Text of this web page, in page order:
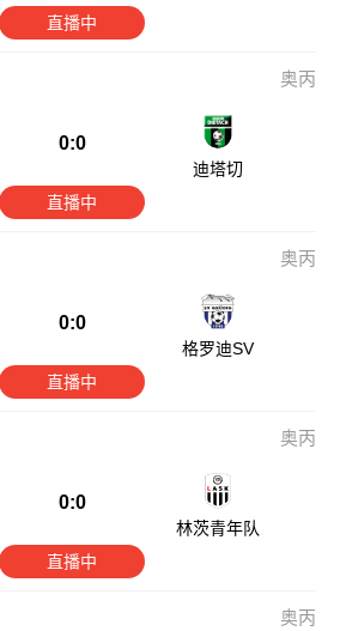
直播中
奥丙
0:0
迪塔切
直播中
奥丙
0:0
格罗迪SV
直播中
奥丙
0:0
林茨青年队
直播中
奥丙